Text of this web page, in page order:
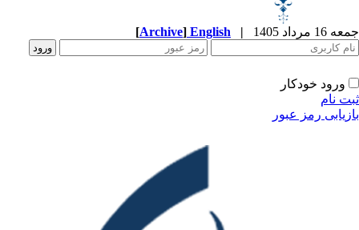
|
English
[ Archive
عبور